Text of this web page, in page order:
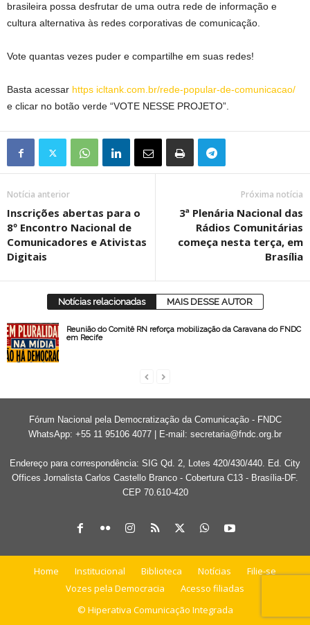
brasileira possa desfrutar de uma outra rede de informação e
cultura alternativa às redes corporativas de comunicação.
Vote quantas vezes puder e compartilhe em suas redes!
Basta acessar https icltank.com.br/rede-popular-de-comunicacao/
e clicar no botão verde “VOTE NESSE PROJETO”.
Notícia anterior
Inscrições abertas para o
8º Encontro Nacional de
Comunicadores e Ativistas
Digitais
Próxima notícia
3ª Plenária Nacional das
Rádios Comunitárias
começa nesta terça, em
Brasília
Notícias relacionadas MAIS DESSE AUTOR
Reunião do Comitê RN reforça mobilização da Caravana do FNDC
em Recife
Fórum Nacional pela Democratização da Comunicação - FNDC
WhatsApp: +55 11 95106 4077 | E-mail: secretaria@fndc.org.br
Endereço para correspondência: SIG Qd. 2, Lotes 420/430/440. Ed. City
Offices Jornalista Carlos Castello Branco - Cobertura C13 - Brasília-DF.
CEP 70.610-420
Home Institucional Biblioteca Notícias
Filie-se
Vozes pela Democracia
Acesso filiadas
© Hiperativa Comunicação Integrada